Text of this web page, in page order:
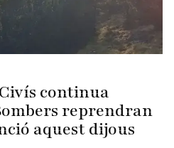
continua
reprendran
aquest dijous